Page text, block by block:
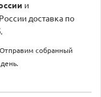
и
доставка по
.
собранный